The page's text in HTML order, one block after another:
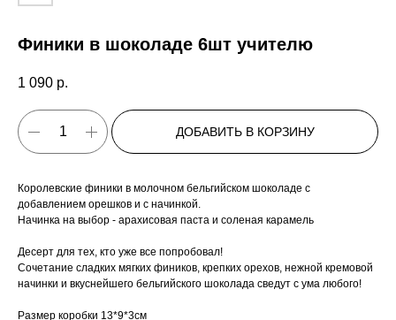
Финики в шоколаде 6шт учителю
1 090 р.
ДОБАВИТЬ В КОРЗИНУ
Королевские финики в молочном бельгийском шоколаде с
добавлением орешков и с начинкой.
Начинка на выбор - арахисовая паста и соленая карамель
Десерт для тех, кто уже все попробовал!
Сочетание сладких мягких фиников, крепких орехов, нежной кремовой
начинки и вкуснейшего бельгийского шоколада сведут с ума любого!
Размер коробки 13*9*3см